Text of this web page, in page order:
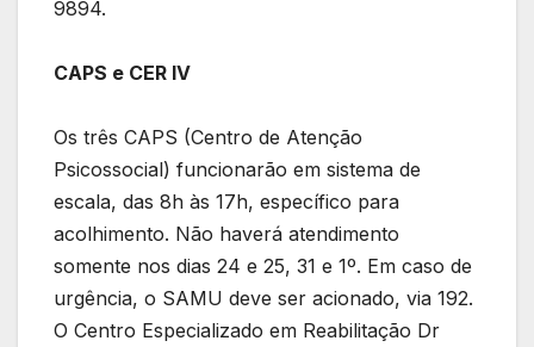
9894.
CAPS e CER IV
Os três CAPS (Centro de Atenção
Psicossocial) funcionarão em sistema de
escala, das 8h às 17h, específico para
acolhimento. Não haverá atendimento
somente nos dias 24 e 25, 31 e 1º. Em caso de
urgência, o SAMU deve ser acionado, via 192.
O Centro Especializado em Reabilitação Dr